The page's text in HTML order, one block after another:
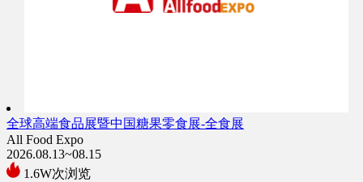
全球高端食品展暨中国糖果零食展-全食展
All Food Expo
2026.08.13~08.15
1.6W次浏览